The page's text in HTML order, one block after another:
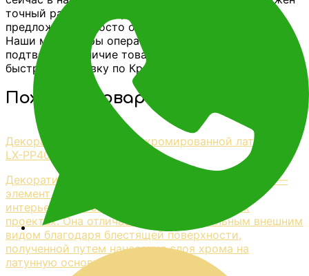
точный расчет под проект или коммерческое
предложение, просто оставьте заявку на сайте.
Наши менеджеры оперативно свяжутся с вами,
подтвердят наличие товара на складе и организуют
быструю доставку по Краснодару всего от 2 часов!
Похожие товары
Декоративная полоса из хромированной латуни V.V-
LX-PP40-PRO 2,7 м
Декоративная полоса из хромированной латуни —
элемент декора, используемый в различных
интерьерных и экстерьерных дизайнерских
проектах. Она отличается привлекательным внешним
видом благодаря блестящей поверхности,
полученной путем нанесения слоя хрома на
латунную основу.